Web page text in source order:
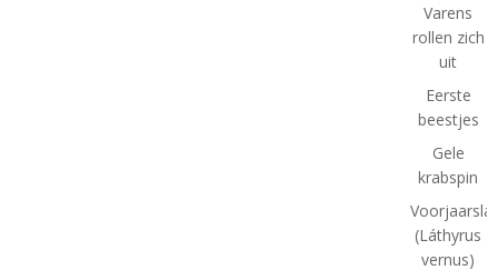
Varens
rollen zich
uit
Eerste
beestjes
Gele
krabspin
(Láthyrus
vernus)